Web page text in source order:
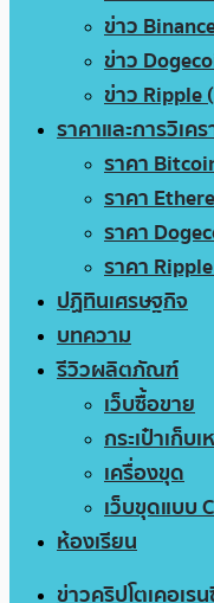
ข่าว
ข่าว
ข่าว Ripple
ราคาและการวิเคร
ราคา
ราคา
ราคา
ราคา
ปฏิทินเศรษฐกิจ
บทความ
รีวิวผลิตภัณฑ์
เว็บซื้อขาย
กระเป๋าเก็บ
เครื่องขุด
เว็บขุดแบบ
ห้องเรียน
ข่าวคริปโตเคอเร